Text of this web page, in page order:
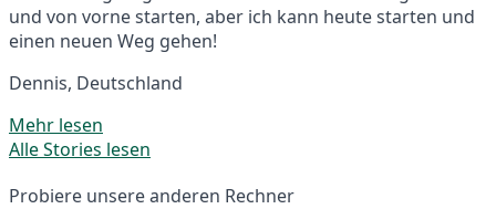
und von vorne starten, aber ich kann heute starten und
einen neuen Weg gehen!
Dennis, Deutschland
Mehr lesen
Alle Stories lesen
Probiere unsere anderen Rechner